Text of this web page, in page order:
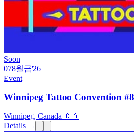
Soon
078월금'26
Event
Winnipeg Tattoo Convention #8
Winnipeg, Canada 🇨🇦
Details →